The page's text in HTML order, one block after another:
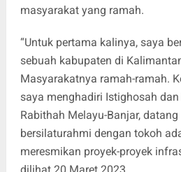
masyarakat yang ramah.
“Untuk pertama kalinya, saya
sebuah kabupaten di
Masyarakatnya ramah-ramah.
saya menghadiri Istighosah
Rabithah Melayu-Banjar, datang
bersilaturahmi dengan tokoh
meresmikan proyek-proyek